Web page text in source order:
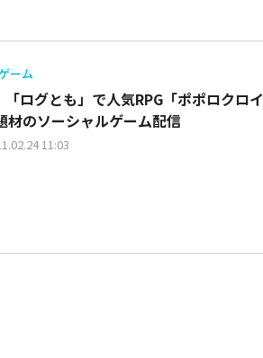
ーム
ログとも」で人気RPG「ポポロクロイ
材のソーシャルゲーム配信
11:03